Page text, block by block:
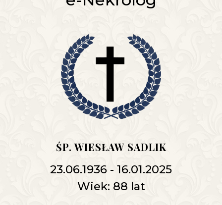
ŚP. WIESŁAW SADLIK
23.06.1936 - 16.01.2025
Wiek: 88 lat